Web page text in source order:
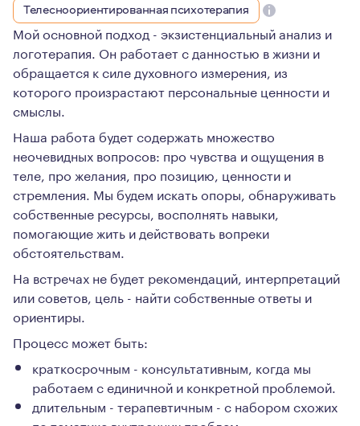
Телесноориентированная психотерапия
Мой основной подход - экзистенциальный анализ и
логотерапия. Он работает с данностью в жизни и
обращается к силе духовного измерения, из
которого произрастают персональные ценности и
смыслы.
Наша работа будет содержать множество
неочевидных вопросов: про чувства и ощущения в
теле, про желания, про позицию, ценности и
стремления. Мы будем искать опоры, обнаруживать
собственные ресурсы, восполнять навыки,
помогающие жить и действовать вопреки
обстоятельствам.
На встречах не будет рекомендаций, интерпретаций
или советов, цель - найти собственные ответы и
ориентиры.
Процесс может быть:
краткосрочным - консультативным, когда мы
работаем с единичной и конкретной проблемой.
длительным - терапевтичным - с набором схожих